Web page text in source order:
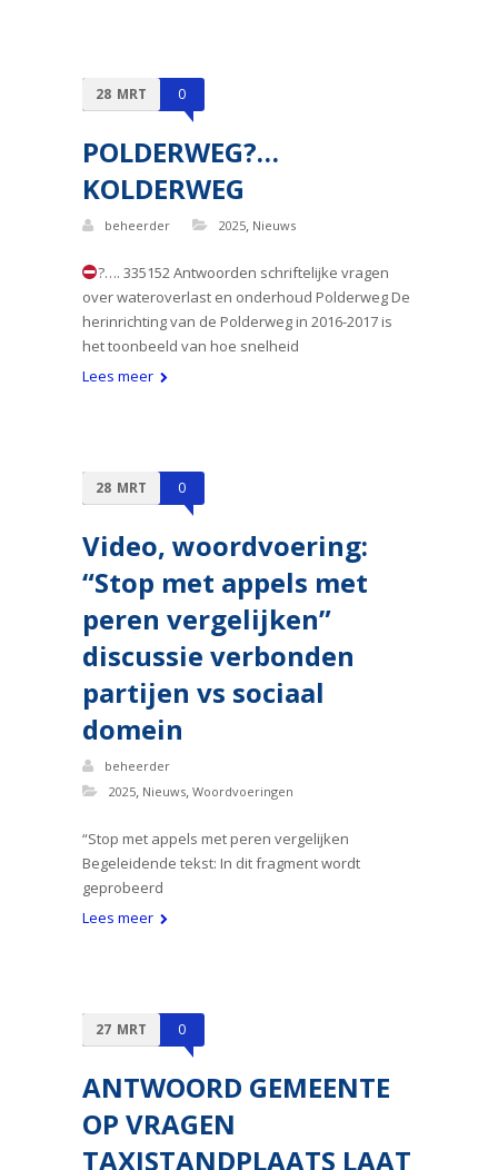
28 MRT 0
POLDERWEG?…
KOLDERWEG
beheerder 2025, Nieuws
?…. 335152 Antwoorden schriftelijke vragen
over wateroverlast en onderhoud Polderweg De
herinrichting van de Polderweg in 2016-2017 is
het toonbeeld van hoe snelheid
Lees meer
28 MRT 0
Video, woordvoering:
“Stop met appels met
peren vergelijken”
discussie verbonden
partijen vs sociaal
domein
beheerder
2025, Nieuws, Woordvoeringen
“Stop met appels met peren vergelijken
Begeleidende tekst: In dit fragment wordt
geprobeerd
Lees meer
27 MRT 0
ANTWOORD GEMEENTE
OP VRAGEN
TAXISTANDPLAATS LAAT